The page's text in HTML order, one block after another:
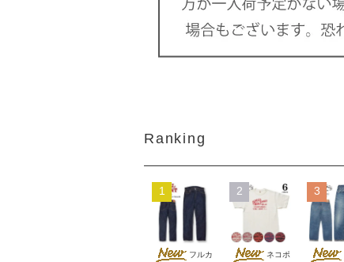
Ranking
1
フルカ
2
ネコポ
3